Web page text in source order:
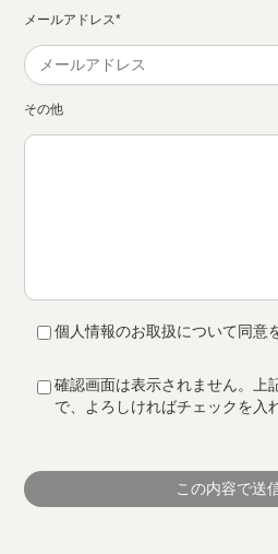
メールアドレス*
その他
個人情報のお取扱について同意
確認画面は表示されません。上
で、よろしければチェックを入